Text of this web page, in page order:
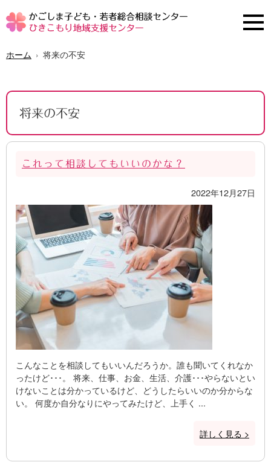
ホーム 将来の不安
将来の不安
これって相談してもいいのかな？
2022年12月27日
こんなことを相談してもいいんだろうか。誰も聞いてくれなか
ったけど･･･。 将来、仕事、お金、生活、介護･･･やらないとい
けないことは分かっているけど、どうしたらいいのか分からな
い。 何度か自分なりにやってみたけど、上手く ...
詳しく見る >